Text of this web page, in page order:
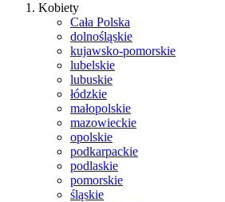
Kobiety
Cała Polska
dolnośląskie
kujawsko-pomorskie
lubelskie
lubuskie
łódzkie
małopolskie
mazowieckie
opolskie
podkarpackie
podlaskie
pomorskie
śląskie